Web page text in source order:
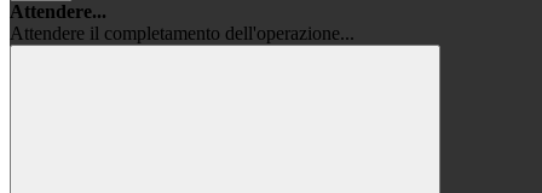
Attendere...
Attendere il completamento dell'operazione...